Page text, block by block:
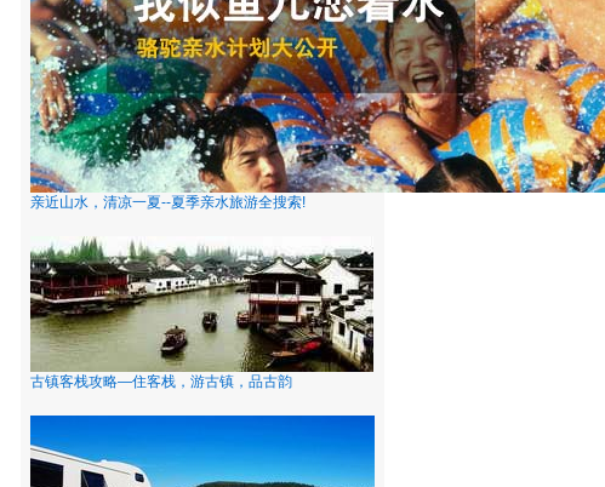
亲近山水，清凉一夏--夏季亲水旅游全搜索!
古镇客栈攻略—住客栈，游古镇，品古韵